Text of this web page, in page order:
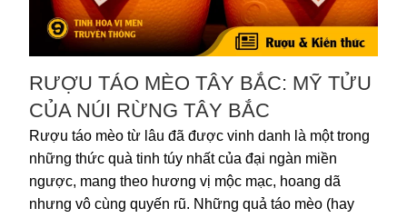
RƯỢU TÁO MÈO TÂY BẮC: MỸ TỬU
CỦA NÚI RỪNG TÂY BẮC
Rượu táo mèo từ lâu đã được vinh danh là một trong
những thức quà tinh túy nhất của đại ngàn miền
ngược, mang theo hương vị mộc mạc, hoang dã
nhưng vô cùng quyến rũ. Những quả táo mèo (hay